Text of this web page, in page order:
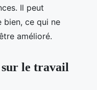
Il peut
bien, ce qui ne
amélioré.
sur le travail